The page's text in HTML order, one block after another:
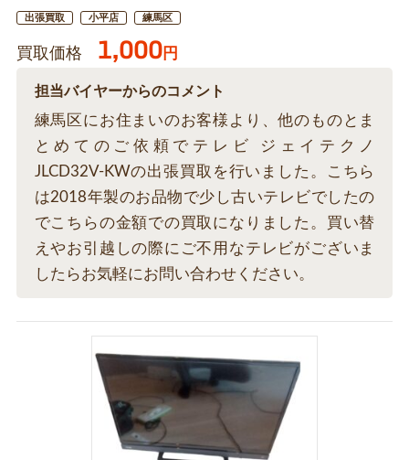
出張買取 小平店 練馬区
買取価格 1,000円
担当バイヤーからのコメント
練馬区にお住まいのお客様より、他のものとま
とめてのご依頼でテレビ ジェイテクノ
JLCD32V-KWの出張買取を行いました。こちら
は2018年製のお品物で少し古いテレビでしたの
でこちらの金額での買取になりました。買い替
えやお引越しの際にご不用なテレビがございま
したらお気軽にお問い合わせください。